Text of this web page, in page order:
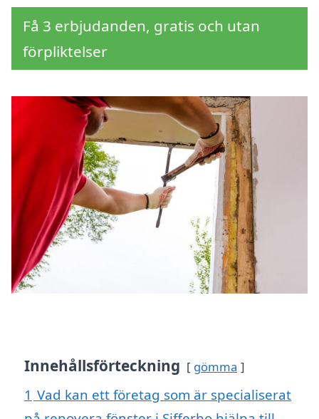
Få 3 erbjudanden, gratis och utan
förpliktelser
Innehållsförteckning gömma
1 Vad kan ett företag som är specialiserat